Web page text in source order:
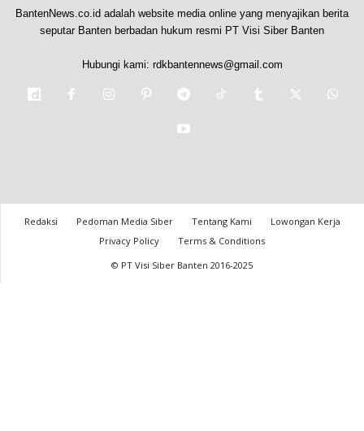
BantenNews.co.id adalah website media online yang menyajikan berita
seputar Banten berbadan hukum resmi PT Visi Siber Banten
Hubungi kami: rdkbantennews@gmail.com
Redaksi Pedoman Media Siber Tentang Kami
Lowongan Kerja
Privacy Policy
Terms & Conditions
© PT Visi Siber Banten 2016-2025